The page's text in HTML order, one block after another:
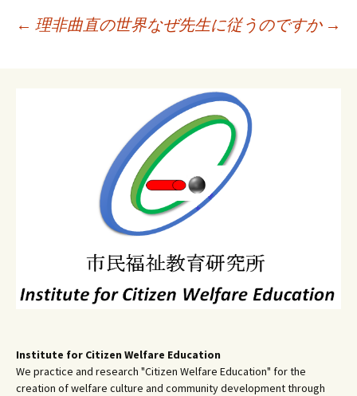
← 理非曲直の世界なぜ先生に従うのですか →
Institute for Citizen Welfare Education
We practice and research "Citizen Welfare Education" for the
creation of welfare culture and community development through